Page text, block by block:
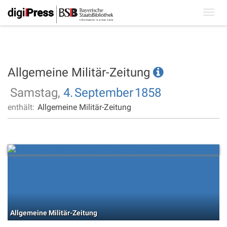
Allgemeine Militär-Zeitung
Samstag, 4.September1858
enthält: Allgemeine Militär-Zeitung
Allgemeine Militär-Zeitung